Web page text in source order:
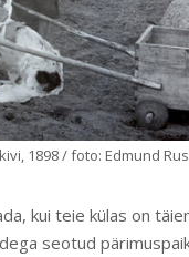
1898 / foto: Edmund
kui teie külas on
seotud